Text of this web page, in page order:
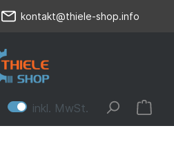
kontakt@thiele-shop.info
inkl. MwSt.